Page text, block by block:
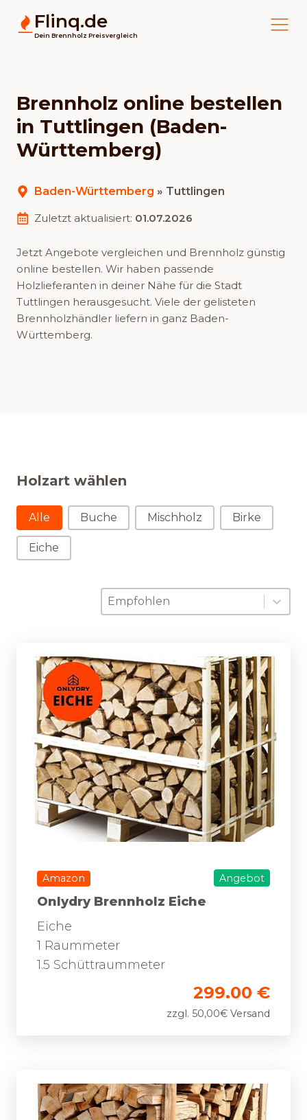
Flinq.de
Dein Brennholz Preisvergleich
Brennholz online bestellen
in Tuttlingen (Baden-
Württemberg)
Baden-Württemberg » Tuttlingen
Zuletzt aktualisiert: 01.07.2026
Jetzt Angebote vergleichen und Brennholz günstig
online bestellen. Wir haben passende
Holzlieferanten in deiner Nähe für die Stadt
Tuttlingen herausgesucht. Viele der gelisteten
Brennholzhändler liefern in ganz Baden-
Württemberg.
Holzart wählen
Holzart wählen
Alle Buche Mischholz Birke
Eiche
Sortierung
Sort content
Sort content
Amazon Angebot
Onlydry Brennholz Eiche
Eiche
1 Raummeter
1.5 Schüttraummeter
299.00 €
zzgl. 50,00€ Versand